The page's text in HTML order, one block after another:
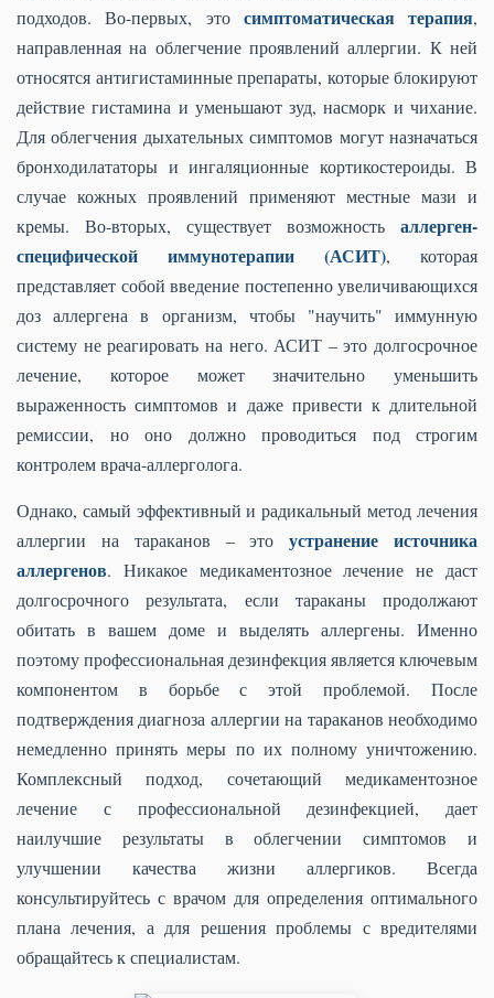
подходов. Во-первых, это симптоматическая терапия,
направленная на облегчение проявлений аллергии. К ней
относятся антигистаминные препараты, которые блокируют
действие гистамина и уменьшают зуд, насморк и чихание.
Для облегчения дыхательных симптомов могут назначаться
бронходилататоры и ингаляционные кортикостероиды. В
случае кожных проявлений применяют местные мази и
кремы. Во-вторых, существует возможность аллерген-
специфической иммунотерапии (АСИТ), которая
представляет собой введение постепенно увеличивающихся
доз аллергена в организм, чтобы "научить" иммунную
систему не реагировать на него. АСИТ – это долгосрочное
лечение, которое может значительно уменьшить
выраженность симптомов и даже привести к длительной
ремиссии, но оно должно проводиться под строгим
контролем врача-аллерголога.
Однако, самый эффективный и радикальный метод лечения
аллергии на тараканов – этоустранение источника
аллергенов. Никакое медикаментозное лечение не даст
долгосрочного результата, если тараканы продолжают
обитать в вашем доме и выделять аллергены. Именно
поэтому профессиональная дезинфекция является ключевым
компонентом в борьбе с этой проблемой. После
подтверждения диагноза аллергии на тараканов необходимо
немедленно принять меры по их полному уничтожению.
Комплексный подход, сочетающий медикаментозное
лечение с профессиональной дезинфекцией, дает
наилучшие результаты в облегчении симптомов и
улучшении качества жизни аллергиков. Всегда
консультируйтесь с врачом для определения оптимального
плана лечения, а для решения проблемы с вредителями
обращайтесь к специалистам.